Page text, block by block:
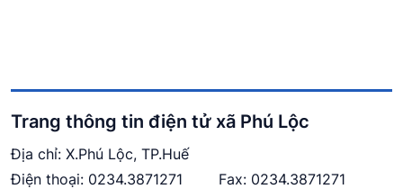
Trang thông tin điện tử xã Phú Lộc
Địa chỉ: X.Phú Lộc, TP.Huế
Điện thoại: 0234.3871271
Fax: 0234.3871271